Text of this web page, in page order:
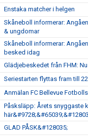
Enstaka matcher i helgen
Skåneboll informerar:
& ungdomar
Skåneboll informerar:
besked idag
Glädjebeskedet från FHM:
Seriestarten flyttas fram till
Anmälan FC Bellevue
Påsksläpp: Årets snyggaste
GLAD PÅSK&#128035;